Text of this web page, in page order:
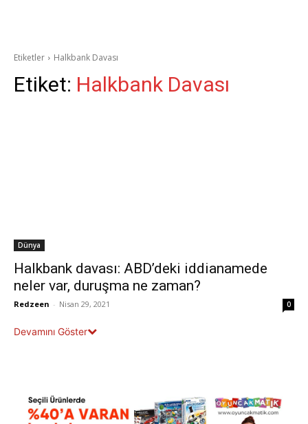
Etiketler Halkbank Davası
Etiket: Halkbank Davası
Dünya
Halkbank davası: ABD’deki iddianamede
neler var, duruşma ne zaman?
Redzeen - Nisan 29, 2021 0
Devamını Göster